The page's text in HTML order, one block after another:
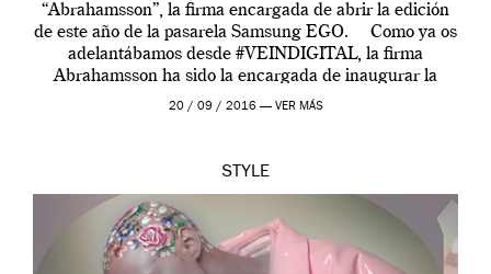
“Abrahamsson”, la firma encargada de abrir la edición
de este año de la pasarela Samsung EGO. Como ya os
adelantábamos desde #VEINDIGITAL, la firma
Abrahamsson ha sido la encargada de inaugurar la
edición de este año de EGO, la […]
20 / 09 / 2016 — VER MÁS
STYLE